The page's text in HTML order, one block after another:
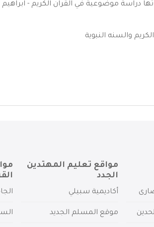
دراسة موضوعية في القران الكريم -
والسنه النبوية
مواقع تعليم المهتدين
الجدد
أكاديمية سبيلي
موقع المسلم الجديد